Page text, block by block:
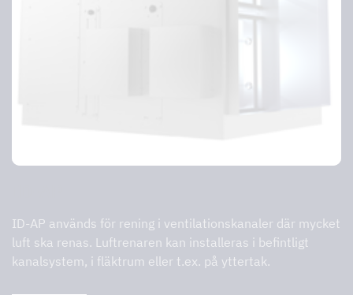
ID-AP används för rening i ventilationskanaler där mycket
luft ska renas. Luftrenaren kan installeras i befintligt
kanalsystem, i fläktrum eller t.ex. på yttertak.